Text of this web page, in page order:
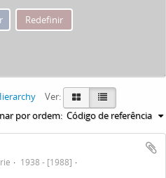
Ver:
por ordem: Código de referência
1938 - [1988]